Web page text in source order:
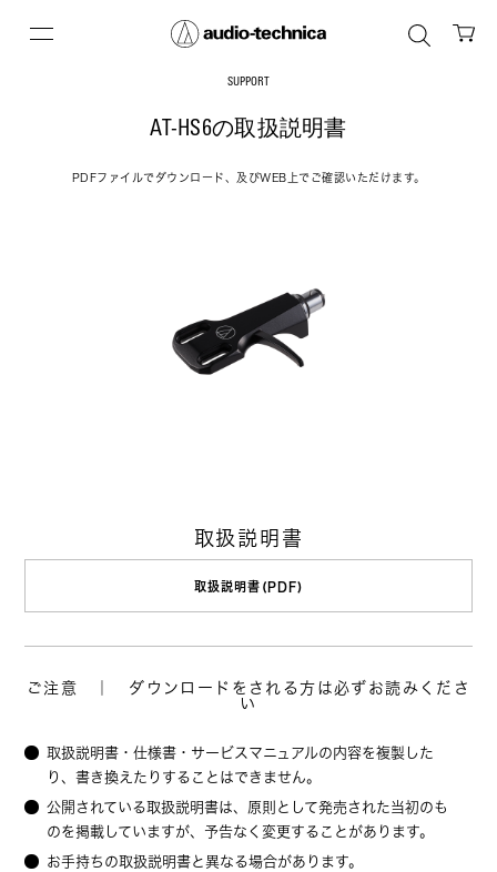
SUPPORT
AT-HS6の取扱説明書
PDFファイルでダウンロード、及びWEB上でご確認いただけます。
取扱説明書
取扱説明書(PDF)
ご注意 ｜ ダウンロードをされる方は必ずお読みくださ
い
取扱説明書・仕様書・サービスマニュアルの内容を複製した
り、書き換えたりすることはできません。
公開されている取扱説明書は、原則として発売された当初のも
のを掲載していますが、予告なく変更することがあります。
お手持ちの取扱説明書と異なる場合があります。